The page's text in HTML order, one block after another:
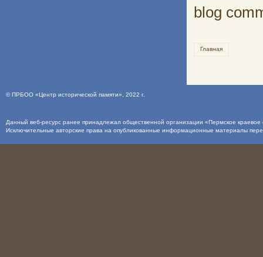
blog
Главная
©ПРБОО «Центр исторической памяти» , 2022 г.
Данный веб-ресурс ранее принадлежал общественной организации «Пермское
Исключительные авторские права на опубликованные информационные материалы